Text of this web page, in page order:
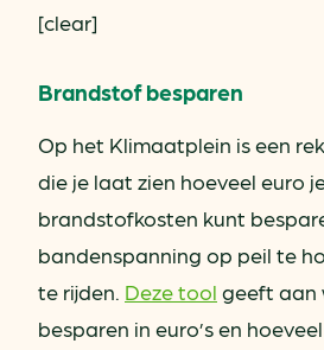
[clear]
Brandstof besparen
Op het Klimaatplein is een
die je laat zien hoeveel euro
brandstofkosten kunt
bandenspanning op peil te
te rijden. Deze tool geeft aan
besparen in euro’s en